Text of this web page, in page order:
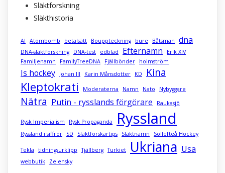
Släktforskning
Släkthistoria
AI Atombomb betalsätt Bouppteckning bure Båtsman dna
DNA-släktforskning DNA-test edblad Efternamn
Erik XIV
Familjenamn
FamilyTreeDNA Fjällbönder holmström
Is hockey Johan III Karin Månsdotter KD Kina
Kleptokrati Moderaterna Namn Nato Nybyggare
Nätra Putin - rysslands förgörare Raukasjö
Rysk Imperialism Rysk Propaganda Ryssland
Ryssland i siffror SD Släktforskartips Släktnamn Sollefteå Hockey
Tekla tidningsurklipp Tjällberg Turkiet Ukriana Usa
webbutik Zelensky